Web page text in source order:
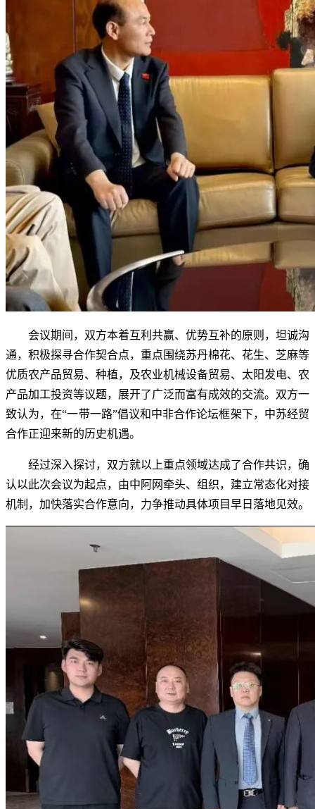
会议期间，双方本着互利共赢、优势互补的原则，坦诚沟
通，积极探寻合作契合点，重点围绕苏丹棉花、花生、芝麻等
优质农产品贸易、种植，及农业机械设备贸易、太阳发电、农
产品加工投资等议题，展开了广泛而富有成效的交流。双方一
致认为，在“一带一路”倡议和中非合作论坛框架下，中苏经贸
合作正迎来新的历史机遇。
经过深入探讨，双方就以上重点领域达成了合作共识，确
认以此次会议为起点，由中阿网牵头、组织，建立常态化对接
机制，加快落实合作意向，力争推动具体项目早日落地见效。